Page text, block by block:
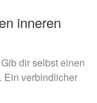
inneren
Gib dir selbst einen
Ein verbindlicher